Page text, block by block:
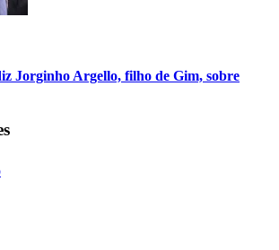
Jorginho Argello, filho de Gim, sobre